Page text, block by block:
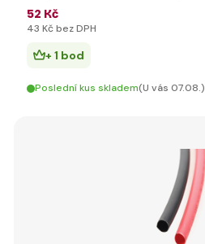
52 Kč
43 Kč bez DPH
+ 1 bod
Poslední kus skladem(U vás 07.08.)